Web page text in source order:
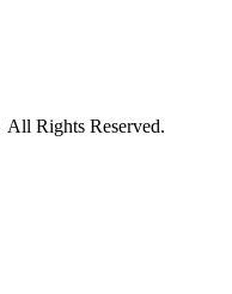
Rights Reserved.